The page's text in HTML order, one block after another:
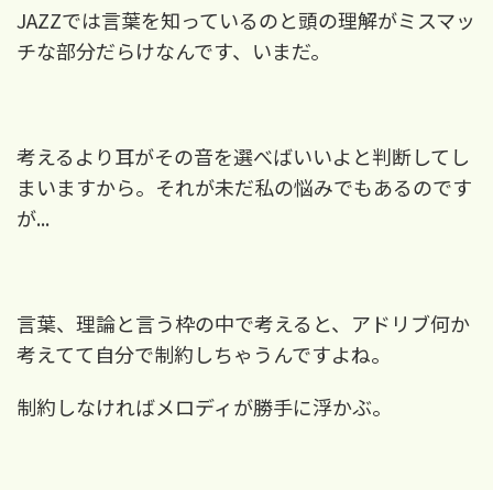
JAZZでは言葉を知っているのと頭の理解がミスマッ
チな部分だらけなんです、いまだ。
考えるより耳がその音を選べばいいよと判断してし
まいますから。それが未だ私の悩みでもあるのです
が...
言葉、理論と言う枠の中で考えると、アドリブ何か
考えてて自分で制約しちゃうんですよね。
制約しなければメロディが勝手に浮かぶ。